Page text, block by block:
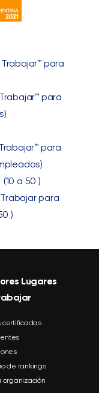
para
para
para
a 50 )
para
)
Lugares
certificadas
de rankings
organización